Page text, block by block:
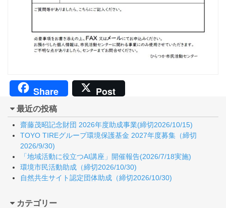
Share Post
最近の投稿
齋藤茂昭記念財団 2026年度助成事業(締切2026/10/15)
TOYO TIREグループ環境保護基金 2027年度募集（締切
2026/9/30)
「地域活動に役立つAI講座」開催報告(2026/7/18実施)
環境市民活動助成（締切2026/10/30)
自然共生サイト認定団体助成（締切2026/10/30)
カテゴリー